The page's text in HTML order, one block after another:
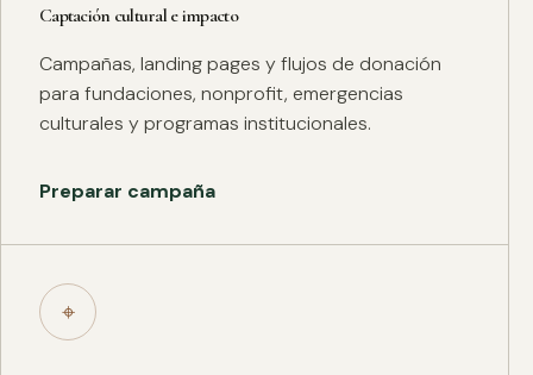
Captación cultural e impacto
Campañas, landing pages y flujos de donación
para fundaciones, nonprofit, emergencias
culturales y programas institucionales.
Preparar campaña
⌖